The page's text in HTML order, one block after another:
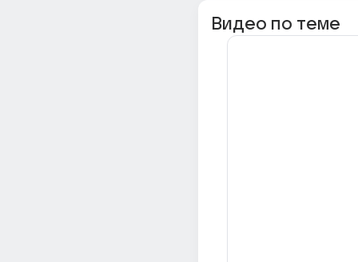
Видео по теме